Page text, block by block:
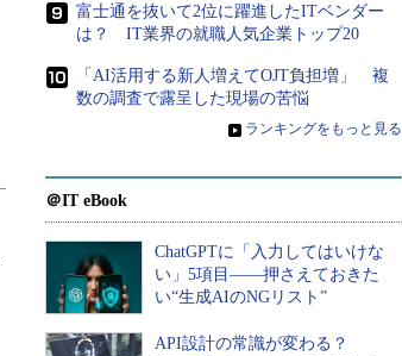
富士通を抜いて2位に躍進したITベンダー
は？ IT業界の就職人気企業トップ20
「AI活用する新人増えてOJT負担増」 複
数の調査で露呈した現場の苦悩
» ランキングをもっと見る
＠IT eBook
ChatGPTに「入力してはいけな
い」5項目――押さえておきた
い“生成AIのNGリスト”
API設計の常識が変わる？